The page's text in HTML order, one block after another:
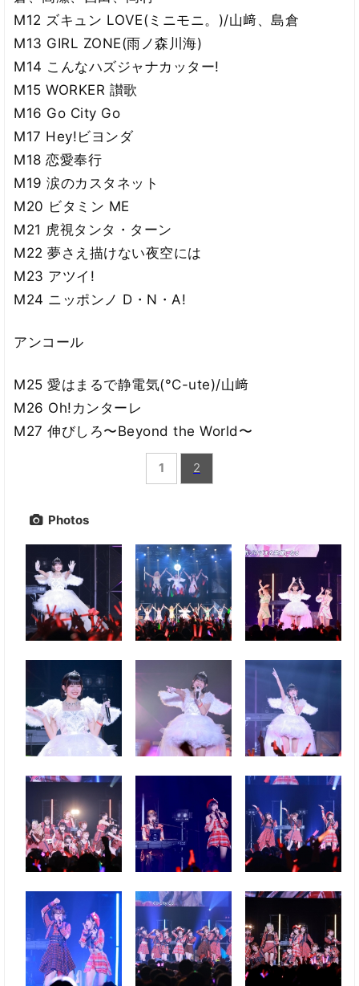
M12 ズキュン LOVE(ミニモニ。)/山﨑、島倉
M13 GIRL ZONE(雨ノ森川海)
M14 こんなハズジャナカッター!
M15 WORKER 讃歌
M16 Go City Go
M17 Hey!ビヨンダ
M18 恋愛奉行
M19 涙のカスタネット
M20 ビタミン ME
M21 虎視タンタ・ターン
M22 夢さえ描けない夜空には
M23 アツイ!
M24 ニッポンノ D・N・A!
アンコール
M25 愛はまるで静電気(°C-ute)/山﨑
M26 Oh!カンターレ
M27 伸びしろ〜Beyond the World〜
1 2
Photos